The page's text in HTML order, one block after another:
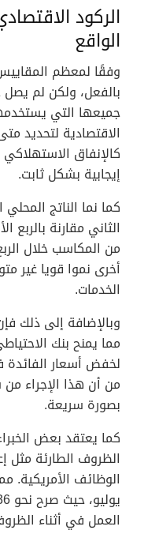
الركود
الواقع
وفقًا لمعظم
بالفعل، ولكن لم
جميعها التي
الاقتصادية لتحديد
كالإنفاق
إيجابية بشكل ثابت.
كما نما الناتج
الثاني مقارنة
من المكاسب خلال
أخرى نموا قويا غير
الخدمات.
وبالإضافة إلى ذلك
مما يمنح بنك
لخفض أسعار الفائدة
من أن هذا الإجراء
بصورة سريعة.
كما يعتقد بعض
الظروف الطارئة مثل
الوظائف
العمل في أثناء